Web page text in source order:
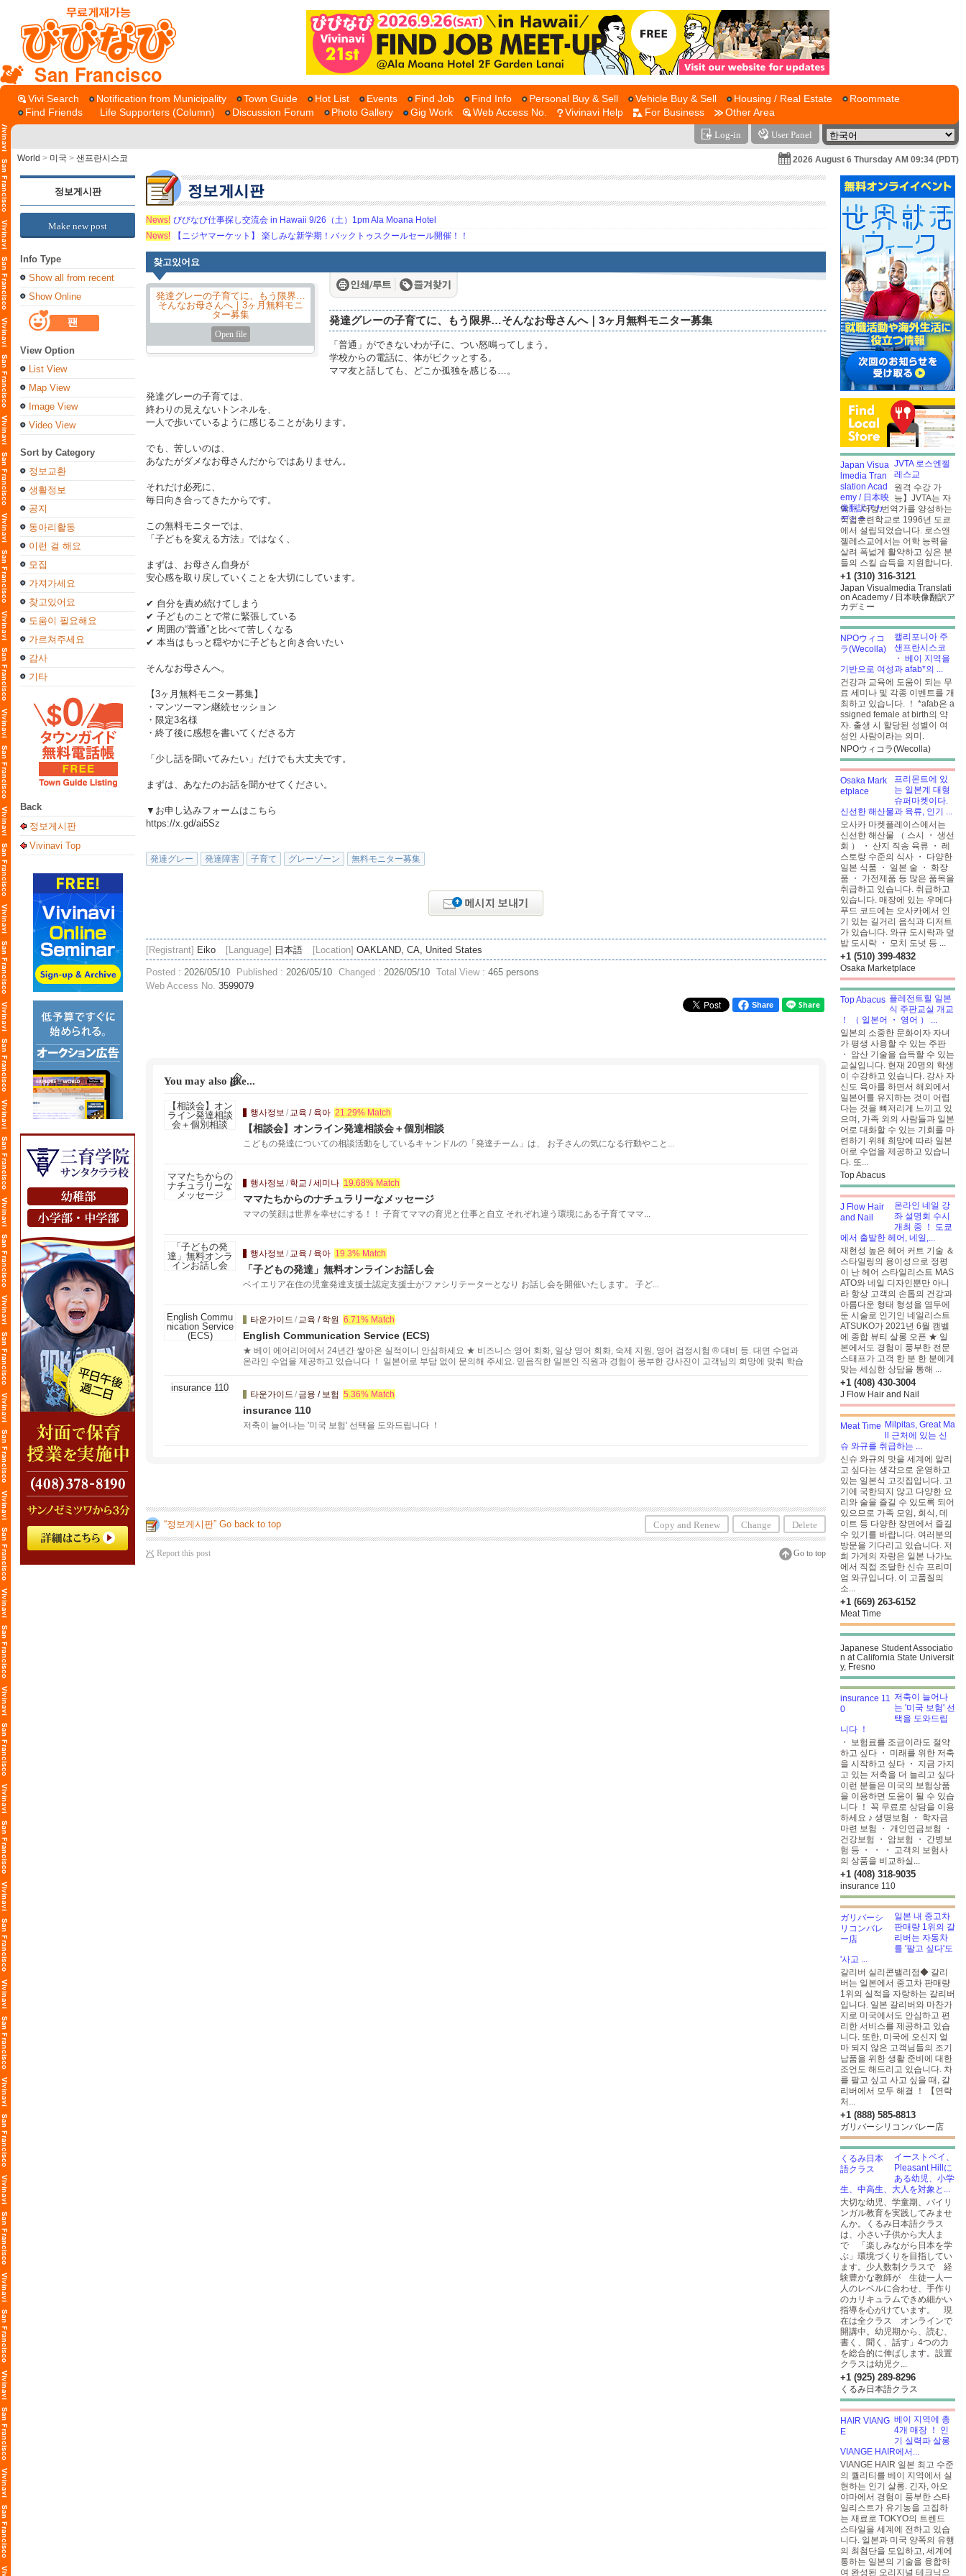
San Francisco
Vivi Search Notification from Municipality Town Guide Hot List Events Find Job Find Info Personal Buy & Sell Vehicle Buy & Sell Housing / Real Estate
Roommate
Find Friends
Life Supporters (Column) Discussion Forum Photo Gallery Gig Work Web Access No. Vivinavi Help For Business Other Area
Log-in User Panel
World > 미국 > 샌프란시스코 2026 August 6 Thursday AM 09:34 (PDT)
정보게시판
Make new post
Info Type
Show all from recent
Show Online
View Option
List View
Map View
Image View
Video View
Sort by Category
정보교환
생활정보
공지
동아리활동
이런 걸 해요
모집
가져가세요
찾고있어요
도움이 필요해요
가르쳐주세요
감사
기타
Back
정보게시판
Vivinavi Top
News! びびなび仕事探し交流会 in Hawaii 9/26（土）1pm Ala Moana Hotel
News!
【ニジヤマーケット】 楽しみな新学期！バックトゥスクールセール開催！！
찾고있어요
Open file
発達グレーの子育てに、もう限界…そんなお母さんへ｜3ヶ月無料モニター募集
「普通」ができないわが子に、つい怒鳴ってしまう。
学校からの電話に、体がビクッとする。
ママ友と話しても、どこか孤独を感じる…。
発達グレーの子育ては、
終わりの見えないトンネルを、
一人で歩いているように感じることがあります。
でも、苦しいのは、
あなたがダメなお母さんだからではありません。
それだけ必死に、
毎日向き合ってきたからです。
この無料モニターでは、
「子どもを変える方法」ではなく、
まずは、お母さん自身が
安心感を取り戻していくことを大切にしています。
✔ 自分を責め続けてしまう
✔ 子どものことで常に緊張している
✔ 周囲の“普通”と比べて苦しくなる
✔ 本当はもっと穏やかに子どもと向き合いたい
そんなお母さんへ。
【3ヶ月無料モニター募集】
・マンツーマン継続セッション
・限定3名様
・終了後に感想を書いてくださる方
「少し話を聞いてみたい」だけでも大丈夫です。
まずは、あなたのお話を聞かせてください。
▼お申し込みフォームはこちら
https://x.gd/ai5Sz
発達グレー 発達障害 子育て グレーゾーン 無料モニター募集
[Registrant] Eiko [Language] 日本語 [Location] OAKLAND, CA, United States
Posted : 2026/05/10 Published : 2026/05/10 Changed : 2026/05/10 Total View : 465 persons
Web Access No. 3599079
Share
You may also like...
행사정보 / 교육 / 육아 21.29% Match
【相談会】オンライン発達相談会＋個別相談
こどもの発達についての相談活動をしているキャンドルの「発達チーム」は、 お子さんの気になる行動やこと...
행사정보 / 학교 / 세미나 19.68% Match
ママたちからのナチュラリーなメッセージ
ママの笑顔は世界を幸せにする！！ 子育てママの育児と仕事と自立 それぞれ違う環境にある子育てママ...
행사정보 / 교육 / 육아 19.3% Match
「子どもの発達」無料オンラインお話し会
ベイエリア在住の児童発達支援士認定支援士がファシリテーターとなり お話し会を開催いたします。 子ど...
타운가이드 / 교육 / 학원 6.71% Match
English Communication Service (ECS)
★ 베이 에어리어에서 24년간 쌓아온 실적이니 안심하세요 ★ 비즈니스 영어 회화, 일상 영어 회화, 숙제 지원, 영어 검정시험 ® 대비 등. 대면 수업과
온라인 수업을 제공하고 있습니다 ！ 일본어로 부담 없이 문의해 주세요. 믿음직한 일본인 직원과 경험이 풍부한 강사진이 고객님의 희망에 맞춰 학습
타운가이드 / 금융 / 보험 5.36% Match
insurance 110
저축이 늘어나는 '미국 보험' 선택을 도와드립니다 ！
“정보게시판” Go back to top Copy and Renew Change Delete
Report this post Go to top
JVTA 로스엔젤
레스교
원격 수강 가
능】JVTA는 자
막 ・ 더빙 번역가를 양성하는
직업훈련학교로 1996년 도쿄
에서 설립되었습니다. 로스앤
젤레스교에서는 어학 능력을
살려 폭넓게 활약하고 싶은 분
들의 스킬 습득을 지원합니다.
+1 (310) 316-3121
Japan Visualmedia Translati
on Academy / 日本映像翻訳ア
カデミー
캘리포니아 주
샌프란시스코
・ 베이 지역을
기반으로 여성과 afab*의 ...
건강과 교육에 도움이 되는 무
료 세미나 및 각종 이벤트를 개
최하고 있습니다. ！ *afab은 a
ssigned female at birth의 약
자. 출생 시 할당된 성별이 여
성인 사람이라는 의미.
NPOウィコラ(Wecolla)
프리몬트에 있
는 일본계 대형
슈퍼마켓이다.
신선한 해산물과 육류, 인기 ...
오사카 마켓플레이스에서는
신선한 해산물 （ 스시 ・ 생선
회 ） ・ 산지 직송 육류 ・ 레
스토랑 수준의 식사 ・ 다양한
일본 식품 ・ 일본 술 ・ 화장
품 ・ 가전제품 등 많은 품목을
취급하고 있습니다. 취급하고
있습니다. 매장에 있는 우메다
푸드 코드에는 오사카에서 인
기 있는 길거리 음식과 디저트
가 있습니다. 와규 도시락과 덮
밥 도시락 ・ 모치 도넛 등 ...
+1 (510) 399-4832
Osaka Marketplace
플레전트힐 일본
식 주판교실 개교
！ （ 일본어 ・ 영어 ） ...
일본의 소중한 문화이자 자녀
가 평생 사용할 수 있는 주판
・ 암산 기술을 습득할 수 있는
교실입니다. 현재 20명의 학생
이 수강하고 있습니다. 강사 자
신도 육아를 하면서 해외에서
일본어를 유지하는 것이 어렵
다는 것을 뼈저리게 느끼고 있
으며, 가족 외의 사람들과 일본
어로 대화할 수 있는 기회를 마
련하기 위해 희망에 따라 일본
어로 수업을 제공하고 있습니
다. 또...
Top Abacus
온라인 네일 강
좌 설명회 수시
개최 중 ！ 도쿄
에서 출발한 헤어, 네일,...
재현성 높은 헤어 커트 기술 ＆
스타일링의 용이성으로 정평
이 난 헤어 스타일리스트 MAS
ATO와 네일 디자인뿐만 아니
라 항상 고객의 손톱의 건강과
아름다운 형태 형성을 염두에
둔 시술로 인기인 네일리스트
ATSUKO가 2021년 6월 캠벨
에 종합 뷰티 살롱 오픈 ★ 일
본에서도 경험이 풍부한 전문
스태프가 고객 한 분 한 분에게
맞는 세심한 상담을 통해 ...
+1 (408) 430-3004
J Flow Hair and Nail
Milpitas, Great Ma
ll 근처에 있는 신
슈 와규를 취급하는 ...
신슈 와규의 맛을 세계에 알리
고 싶다는 생각으로 운영하고
있는 일본식 고깃집입니다. 고
기에 국한되지 않고 다양한 요
리와 술을 즐길 수 있도록 되어
있으므로 가족 모임, 회식, 데
이트 등 다양한 장면에서 즐길
수 있기를 바랍니다. 여러분의
방문을 기다리고 있습니다. 저
희 가게의 자랑은 일본 나가노
에서 직접 조달한 신슈 프리미
엄 와규입니다. 이 고품질의
소...
+1 (669) 263-6152
Meat Time
Japanese Student Associatio
n at California State Universit
y, Fresno
저축이 늘어나
는 '미국 보험' 선
택을 도와드립
니다 ！
・ 보험료를 조금이라도 절약
하고 싶다 ・ 미래를 위한 저축
을 시작하고 싶다 ・ 지금 가지
고 있는 저축을 더 늘리고 싶다
이런 분들은 미국의 보험상품
을 이용하면 도움이 될 수 있습
니다 ！ 꼭 무료로 상담을 이용
하세요 ♪ 생명보험 ・ 학자금
마련 보험 ・ 개인연금보험 ・
건강보험 ・ 암보험 ・ 간병보
험 등 ・ ・ ・ 고객의 보험사
의 상품을 비교하실...
+1 (408) 318-9035
insurance 110
일본 내 중고차
판매량 1위의 갈
리버는 자동차
를 '팔고 싶다'도
'사고 ...
갈리버 실리콘밸리점◆ 갈리
버는 일본에서 중고차 판매량
1위의 실적을 자랑하는 갈리버
입니다. 일본 갈리버와 마찬가
지로 미국에서도 안심하고 편
리한 서비스를 제공하고 있습
니다. 또한, 미국에 오신지 얼
마 되지 않은 고객님들의 조기
납품을 위한 생활 준비에 대한
조언도 해드리고 있습니다. 차
를 팔고 싶고 사고 싶을 때, 갈
리버에서 모두 해결 ！ 【연락
처...
+1 (888) 585-8813
ガリバーシリコンバレー店
イーストベイ、
Pleasant Hillに
ある幼児、小学
生、中高生、大人を対象と...
大切な幼児、学童期、バイリ
ンガル教育を実践してみませ
んか。くるみ日本語クラス
は、小さい子供から大人ま
で 「楽しみながら日本を学
ぶ」環境づくりを目指してい
ます。少人数制クラスで 経
験豊かな教師が 生徒一人一
人のレベルに合わせ、手作り
のカリキュラムできめ細かい
指導を心がけています。 現
在は全クラス オンラインで
開講中。幼児期から、読む、
書く、聞く、話す」4つの力
を総合的に伸ばします。設置
クラスは幼児ク...
+1 (925) 289-8296
くるみ日本語クラス
베이 지역에 총
4개 매장 ！ 인
기 실력파 살롱
VIANGE HAIR에서...
VIANGE HAIR 일본 최고 수준
의 퀄리티를 베이 지역에서 실
현하는 인기 살롱. 긴자, 아오
야마에서 경험이 풍부한 스타
일리스트가 유기농을 고집하
는 재료로 TOKYO의 트렌드
스타일을 세계에 전하고 있습
니다. 일본과 미국 양쪽의 유행
의 최첨단을 도입하고, 세계에
통하는 일본의 기술을 융합하
여 완성된 오리지널 테크닉으